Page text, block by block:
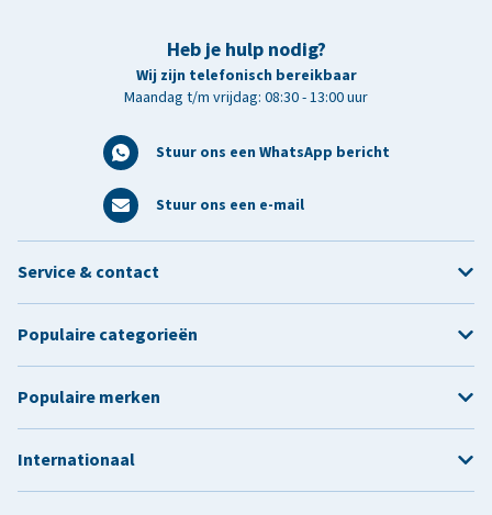
Heb je hulp nodig?
Wij zijn telefonisch bereikbaar
Maandag t/m vrijdag: 08:30 - 13:00 uur
Stuur ons een WhatsApp bericht
Stuur ons een e-mail
Service & contact
Populaire categorieën
Populaire merken
Internationaal